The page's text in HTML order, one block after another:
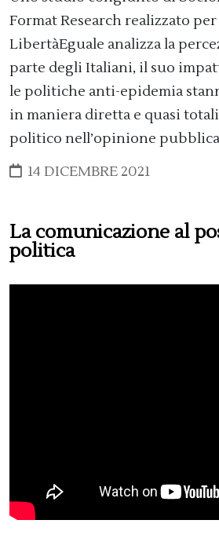
Format Research realizzato per
LibertàEguale analizza la
parte degli Italiani, il suo
le politiche anti-epidemia
in maniera diretta e quasi
politico nell’opinione
14 DICEMBRE 2021
La comunicazione al
politica